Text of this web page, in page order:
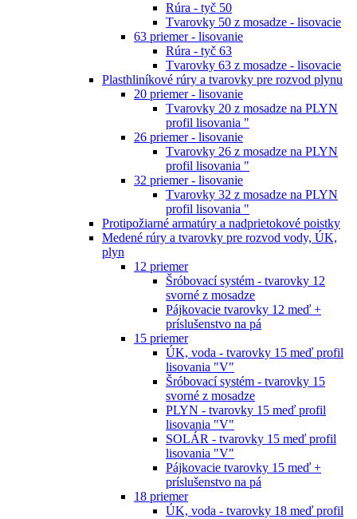
Rúra - tyč 50
Tvarovky 50 z mosadze - lisovacie
63 priemer - lisovanie
Rúra - tyč 63
Tvarovky 63 z mosadze - lisovacie
Plasthliníkové rúry a tvarovky pre rozvod plynu
20 priemer - lisovanie
Tvarovky 20 z mosadze na PLYN
profil lisovania "
26 priemer - lisovanie
Tvarovky 26 z mosadze na PLYN
profil lisovania "
32 priemer - lisovanie
Tvarovky 32 z mosadze na PLYN
profil lisovania "
Protipožiarné armatúry a nadprietokové poistky
Medené rúry a tvarovky pre rozvod vody, ÚK,
plyn
12 priemer
Šróbovací systém - tvarovky 12
svorné z mosadze
Pájkovacie tvarovky 12 meď +
príslušenstvo na pá
15 priemer
ÚK, voda - tvarovky 15 meď profil
lisovania "V"
Šróbovací systém - tvarovky 15
svorné z mosadze
PLYN - tvarovky 15 meď profil
lisovania "V"
SOLÁR - tvarovky 15 meď profil
lisovania "V"
Pájkovacie tvarovky 15 meď +
príslušenstvo na pá
18 priemer
ÚK, voda - tvarovky 18 meď profil